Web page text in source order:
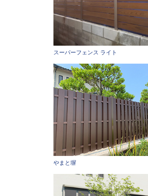
スーパーフェンス ライト
やまと塀